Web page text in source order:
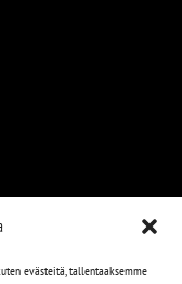
evästeitä, tallentaaksemme